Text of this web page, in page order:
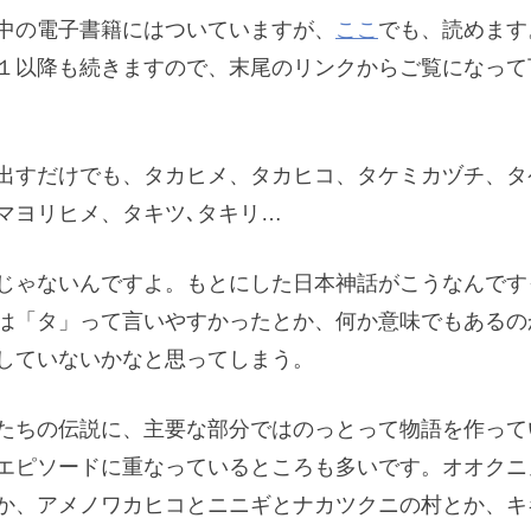
の電子書籍にはついていますが、 ここ でも、読めま
以降も続きますので、末尾のリンクからご覧になっ
すだけでも、タカヒメ、タカヒコ、タケミカヅチ、
ヨリヒメ、タキツ､タキリ…
ゃないんですよ。もとにした日本神話がこうなんで
「タ」って言いやすかったとか、何か意味でもある
いないかなと思ってしまう。
ちの伝説に、主要な部分ではのっとって物語を作っ
ピソードに重なっているところも多いです。オオク
、アメノワカヒコとニニギとナカツクニの村とか、